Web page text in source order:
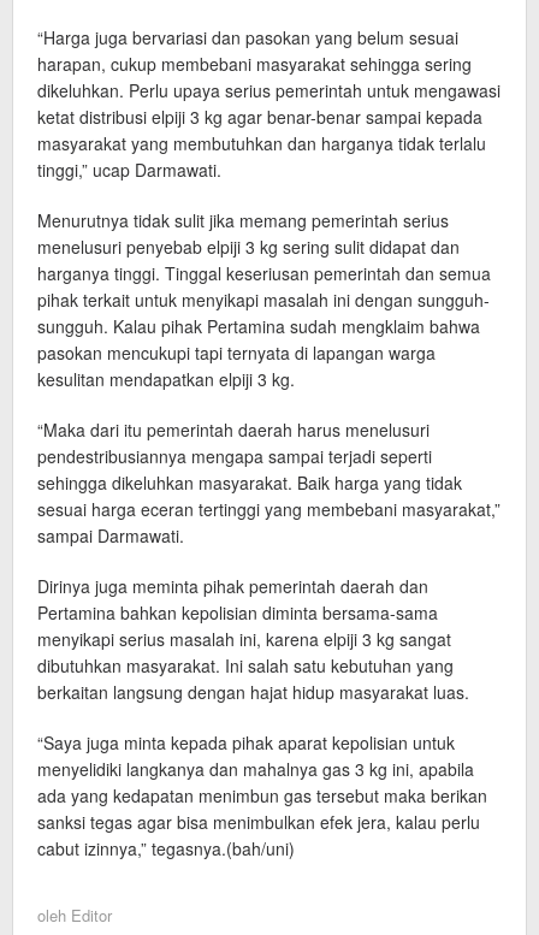
“Harga juga bervariasi dan pasokan yang belum sesuai
harapan, cukup membebani masyarakat sehingga sering
dikeluhkan. Perlu upaya serius pemerintah untuk mengawasi
ketat distribusi elpiji 3 kg agar benar-benar sampai kepada
masyarakat yang membutuhkan dan harganya tidak terlalu
tinggi,” ucap Darmawati.
Menurutnya tidak sulit jika memang pemerintah serius
menelusuri penyebab elpiji 3 kg sering sulit didapat dan
harganya tinggi. Tinggal keseriusan pemerintah dan semua
pihak terkait untuk menyikapi masalah ini dengan sungguh-
sungguh. Kalau pihak Pertamina sudah mengklaim bahwa
pasokan mencukupi tapi ternyata di lapangan warga
kesulitan mendapatkan elpiji 3 kg.
“Maka dari itu pemerintah daerah harus menelusuri
pendestribusiannya mengapa sampai terjadi seperti
sehingga dikeluhkan masyarakat. Baik harga yang tidak
sesuai harga eceran tertinggi yang membebani masyarakat,”
sampai Darmawati.
Dirinya juga meminta pihak pemerintah daerah dan
Pertamina bahkan kepolisian diminta bersama-sama
menyikapi serius masalah ini, karena elpiji 3 kg sangat
dibutuhkan masyarakat. Ini salah satu kebutuhan yang
berkaitan langsung dengan hajat hidup masyarakat luas.
“Saya juga minta kepada pihak aparat kepolisian untuk
menyelidiki langkanya dan mahalnya gas 3 kg ini, apabila
ada yang kedapatan menimbun gas tersebut maka berikan
sanksi tegas agar bisa menimbulkan efek jera, kalau perlu
cabut izinnya,” tegasnya.(bah/uni)
oleh Editor